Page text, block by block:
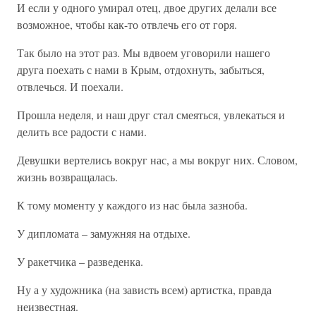
И если у одного умирал отец, двое других делали все
возможное, чтобы как-то отвлечь его от горя.
Так было на этот раз. Мы вдвоем уговорили нашего
друга поехать с нами в Крым, отдохнуть, забыться,
отвлечься. И поехали.
Прошла неделя, и наш друг стал смеяться, увлекаться и
делить все радости с нами.
Девушки вертелись вокруг нас, а мы вокруг них. Словом,
жизнь возвращалась.
К тому моменту у каждого из нас была зазноба.
У дипломата – замужняя на отдыхе.
У ракетчика – разведенка.
Ну а у художника (на зависть всем) артистка, правда
неизвестная.